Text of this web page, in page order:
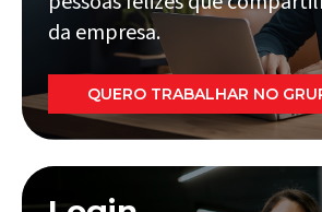
da empresa.
QUERO TRABALHAR NO